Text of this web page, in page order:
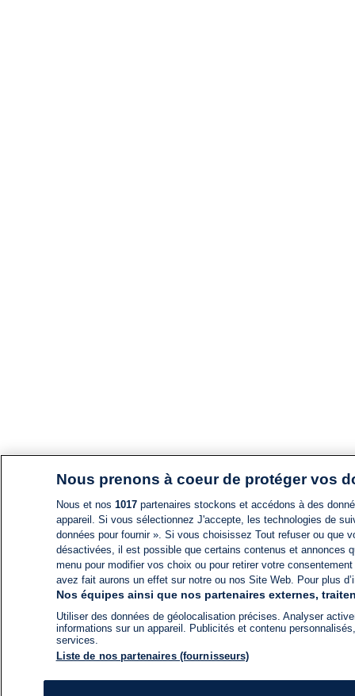
Nous prenons à coeur de protéger vos
Nous et nos 1017partenaires stockons et accédons à des
appareil. Si vous sélectionnez J'accepte, les technologies de
données pour fournir ». Si vous choisissez Tout refuser ou
désactivées, il est possible que certains contenus et annonces
menu pour modifier vos choix ou pour retirer votre
avez fait aurons un effet sur notre ou nos Site Web. Pour plus
Nos équipes ainsi que nos partenaires externes,
Utiliser des données de géolocalisation précises. Analyser
informations sur un appareil. Publicités et contenu
services.
Liste de nos partenaires (fournisseurs)